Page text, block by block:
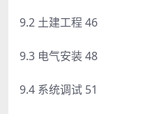
9.2 土建工程 46
9.3 电气安装 48
9.4 系统调试 51